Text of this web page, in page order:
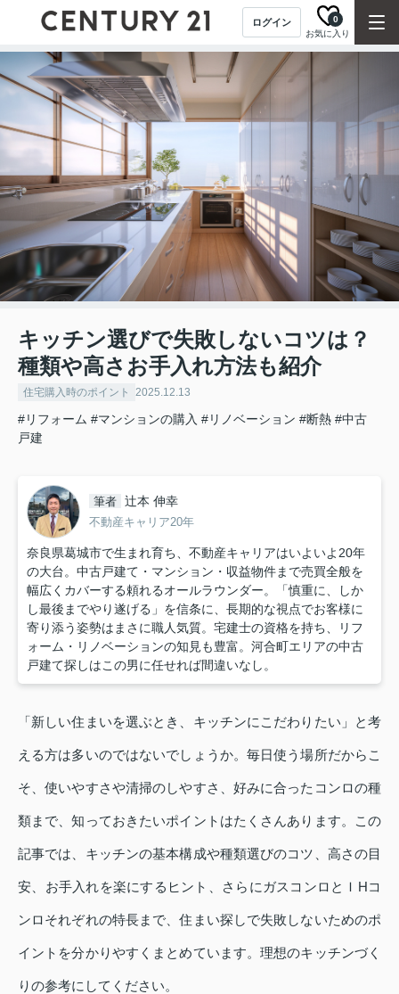
ログイン
お気に入り
0
キッチン選びで失敗しないコツは？
種類や高さお手入れ方法も紹介
住宅購入時のポイント 2025.12.13
#リフォーム #マンションの購入 #リノベーション #断熱 #中古
戸建
筆者 辻本 伸幸
不動産キャリア20年
奈良県葛城市で生まれ育ち、不動産キャリアはいよいよ20年
の大台。中古戸建て・マンション・収益物件まで売買全般を
幅広くカバーする頼れるオールラウンダー。「慎重に、しか
し最後までやり遂げる」を信条に、長期的な視点でお客様に
寄り添う姿勢はまさに職人気質。宅建士の資格を持ち、リフ
ォーム・リノベーションの知見も豊富。河合町エリアの中古
戸建て探しはこの男に任せれば間違いなし。
「新しい住まいを選ぶとき、キッチンにこだわりたい」と考
える方は多いのではないでしょうか。毎日使う場所だからこ
そ、使いやすさや清掃のしやすさ、好みに合ったコンロの種
類まで、知っておきたいポイントはたくさんあります。この
記事では、キッチンの基本構成や種類選びのコツ、高さの目
安、お手入れを楽にするヒント、さらにガスコンロとＩHコ
ンロそれぞれの特長まで、住まい探しで失敗しないためのポ
イントを分かりやすくまとめています。理想のキッチンづく
りの参考にしてください。